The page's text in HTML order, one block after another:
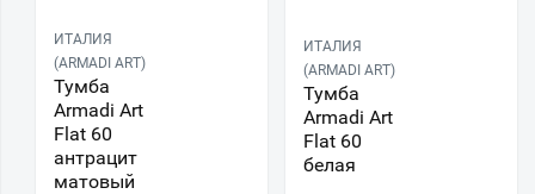
ИТАЛИЯ
(ARMADI ART)
Тумба
Armadi Art
Flat 60
антрацит
матовый
ИТАЛИЯ
(ARMADI ART)
Тумба
Armadi Art
Flat 60
белая